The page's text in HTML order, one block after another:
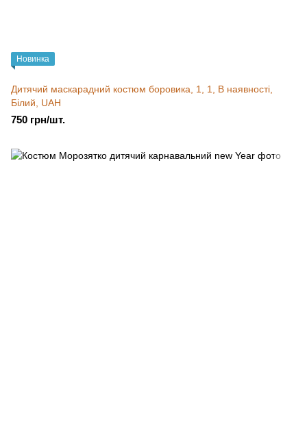
Новинка
Дитячий маскарадний костюм боровика, 1, 1, В наявності,
Білий, UAH
750 грн/шт.